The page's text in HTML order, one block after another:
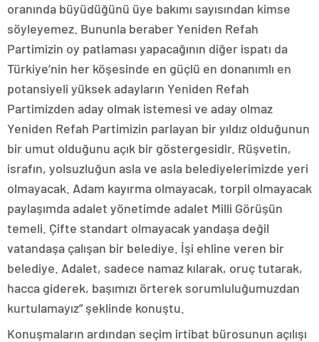
oranında büyüdüğünü üye bakımı sayısından kimse
söyleyemez. Bununla beraber Yeniden Refah
Partimizin oy patlaması yapacağının diğer ispatı da
Türkiye’nin her köşesinde en güçlü en donanımlı en
potansiyeli yüksek adayların Yeniden Refah
Partimizden aday olmak istemesi ve aday olmaz
Yeniden Refah Partimizin parlayan bir yıldız olduğunun
bir umut olduğunu açık bir göstergesidir. Rüşvetin,
israfın, yolsuzluğun asla ve asla belediyelerimizde yeri
olmayacak. Adam kayırma olmayacak, torpil olmayacak
paylaşımda adalet yönetimde adalet Milli Görüşün
temeli. Çifte standart olmayacak yandaşa değil
vatandaşa çalışan bir belediye. İşi ehline veren bir
belediye. Adalet, sadece namaz kılarak, oruç tutarak,
hacca giderek, başımızı örterek sorumluluğumuzdan
kurtulamayız” şeklinde konuştu.
Konuşmaların ardından seçim irtibat bürosunun açılışı